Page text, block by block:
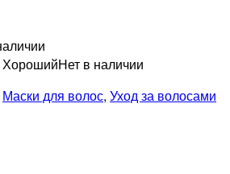
ХорошийНет в наличии
Маски для волос, Уход за волосами